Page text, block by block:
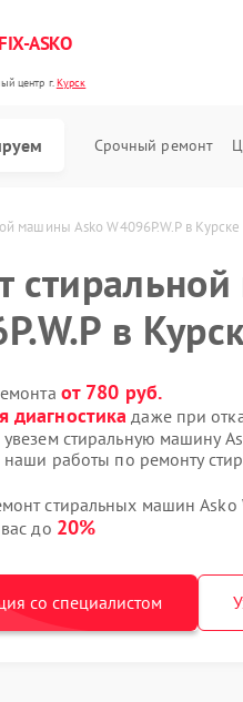
FIX-ASKO
центр г.Курск
Срочный ремонт
машины Asko W4096P.W.P в Курске
в
от 780 руб.
диагностика даже при
стиральную машину
наши работы по ремонту
стиральных машин Asko
до 20%
со специалистом